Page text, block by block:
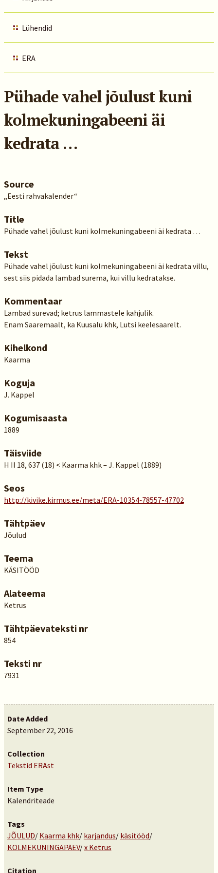
Lühendid
ERA
Pühade vahel jõulust kuni
kolmekuningabeeni äi
kedrata …
Source
„Eesti rahvakalender“
Title
Pühade vahel jõulust kuni kolmekuningabeeni äi kedrata …
Tekst
Pühade vahel jõulust kuni kolmekuningabeeni äi kedrata villu,
sest siis pidada lambad surema, kui villu kedratakse.
Kommentaar
Lambad surevad; ketrus lammastele kahjulik.
Enam Saaremaalt, ka Kuusalu khk, Lutsi keelesaarelt.
Kihelkond
Kaarma
Koguja
J. Kappel
Kogumisaasta
1889
Täisviide
H II 18, 637 (18) < Kaarma khk – J. Kappel (1889)
Seos
http://kivike.kirmus.ee/meta/ERA-10354-78557-47702
Tähtpäev
Jõulud
Teema
KÄSITÖÖD
Alateema
Ketrus
Tähtpäevateksti nr
854
Teksti nr
7931
Date Added
September 22, 2016
Collection
Tekstid ERAst
Item Type
Kalendriteade
Tags
JÕULUD/ Kaarma khk/ karjandus/ käsitööd/
KOLMEKUNINGAPÄEV/x Ketrus
Citation